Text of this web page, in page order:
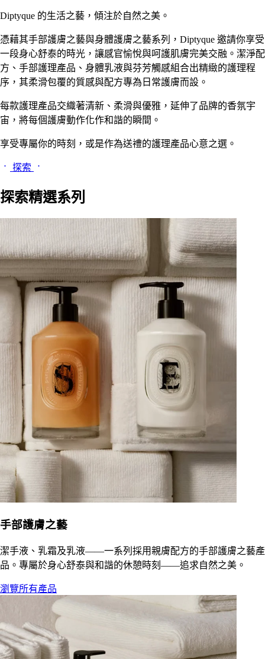
Diptyque 的生活之藝，傾注於自然之美。
憑藉其手部護膚之藝與身體護膚之藝系列，Diptyque 邀請你享受
一段身心舒泰的時光，讓感官愉悅與呵護肌膚完美交融。潔淨配
方、手部護理產品、身體乳液與芬芳觸感組合出精緻的護理程
序，其柔滑包覆的質感與配方專為日常護膚而設。
每款護理產品交織著清新、柔滑與優雅，延伸了品牌的香氛宇
宙，將每個護膚動作化作和諧的瞬間。
享受專屬你的時刻，或是作為送禮的護理產品心意之選。
探索
探索精選系列
手部護膚之藝
潔手液、乳霜及乳液——一系列採用親膚配方的手部護膚之藝產
品。專屬於身心舒泰與和諧的休憩時刻——追求自然之美。
瀏覽所有產品